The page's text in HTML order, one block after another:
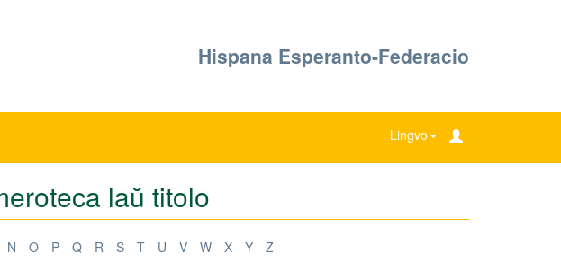
Hispana Esperanto-Federacio
Lingvo
laŭ titolo
N O P Q R S T U V W X Y
Z